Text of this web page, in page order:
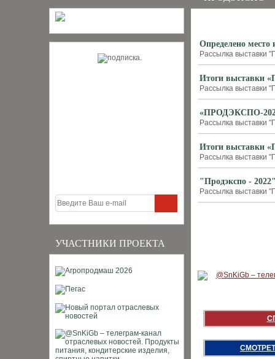
УЧАСТНИКИ ПРОЕКТА
Определено место
Рассылка выставки
Итоги выставки
Рассылка выставки
«ПРОДЭКСПО-
Рассылка выставки
Итоги выставки
Рассылка выставки
"Продэкспо -
Рассылка выставки